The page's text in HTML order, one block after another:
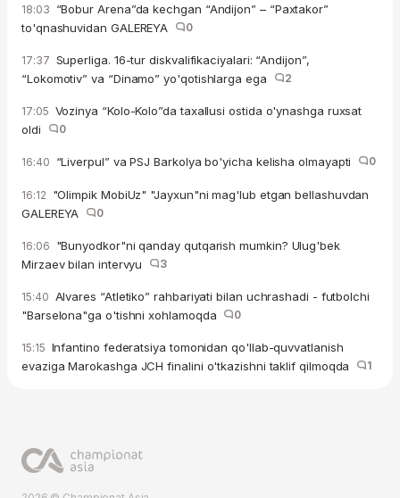
18:03 “Bobur Arena”da kechgan “Andijon” – “Paxtakor”
to'qnashuvidan GALEREYA
0
17:37 Superliga. 16-tur diskvalifikaciyalari: “Andijon”,
“Lokomotiv” va “Dinamo” yo'qotishlarga ega
2
17:05 Vozinya “Kolo-Kolo”da taxallusi ostida o'ynashga ruxsat
oldi
0
16:40 “Liverpul” va PSJ Barkolya bo'yicha kelisha olmayapti 0
16:12 "Olimpik MobiUz" "Jayxun"ni mag'lub etgan bellashuvdan
GALEREYA
0
16:06 "Bunyodkor"ni qanday qutqarish mumkin? Ulug'bek
Mirzaev bilan intervyu
3
15:40 Alvares “Atletiko” rahbariyati bilan uchrashadi - futbolchi
"Barselona"ga o'tishni xohlamoqda
0
15:15 Infantino federatsiya tomonidan qo'llab-quvvatlanish
evaziga Marokashga JCH finalini o'tkazishni taklif qilmoqda
1